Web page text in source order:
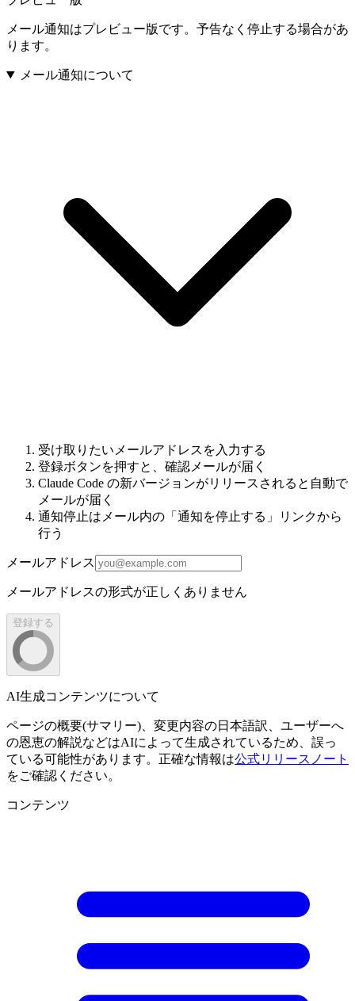
メール通知はプレビュー版です。予告なく停止する場合があ
ります。
メール通知について
受け取りたいメールアドレスを入力する
登録ボタンを押すと、確認メールが届く
Claude Code の新バージョンがリリースされると自動で
メールが届く
通知停止はメール内の「通知を停止する」リンクから
行う
メールアドレス
メールアドレスの形式が正しくありません
登録する
AI生成コンテンツについて
ページの概要(サマリー)、変更内容の日本語訳、ユーザーへ
の恩恵の解説などはAIによって生成されているため、誤っ
ている可能性があります。正確な情報は公式リリースノート
をご確認ください。
コンテンツ